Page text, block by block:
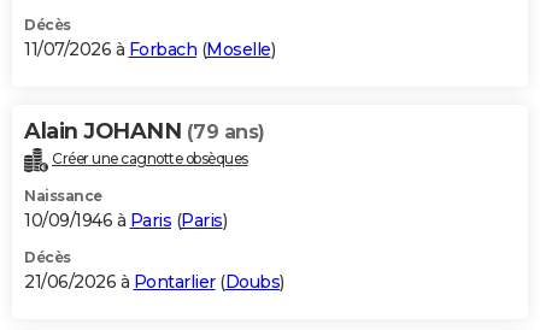
S'inscrire
Se connecter
Lycées
Collèges
Primaires
Universités
Entreprises
Service militaire
Avis de recherche
AVIS DE DÉCÈS
Bricolage
Lifestyle
Culture
Sport
Auto
Television
Voyage
Cinema
Décès
11/07/2026 à Forbach (Moselle)
Alain JOHANN (79 ans)
Créer une cagnotte obsèques
Naissance
10/09/1946 à Paris (Paris)
Décès
21/06/2026 à Pontarlier(Doubs)